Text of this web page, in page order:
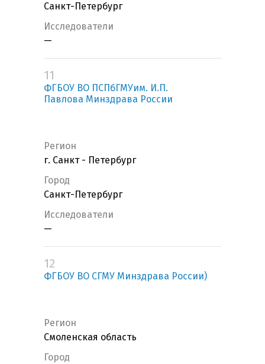
Санкт-Петербург
Исследователи
—
11
ФГБОУ ВО ПСПбГМУим. И.П.
Павлова Минздрава России
Регион
г. Санкт - Петербург
Город
Санкт-Петербург
Исследователи
—
12
ФГБОУ ВО СГМУ Минздрава России)
Регион
Смоленская область
Город